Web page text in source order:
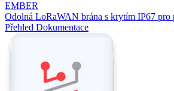
EMBER
Odolná LoRaWAN brána s krytím IP67 pro
Přehled Dokumentace